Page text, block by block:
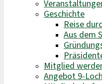
Geschichte
Reise
Aus dem
Mitglied
Angebot 9-